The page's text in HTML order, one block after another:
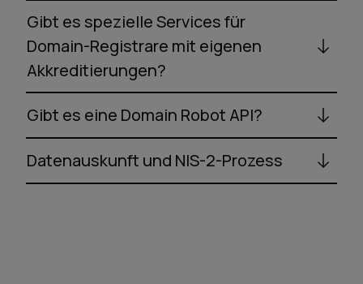
Gibt es spezielle Services für
Domain-Registrare mit eigenen
Akkreditierungen?
Gibt es eine Domain Robot API?
Datenauskunft und NIS-2-Prozess